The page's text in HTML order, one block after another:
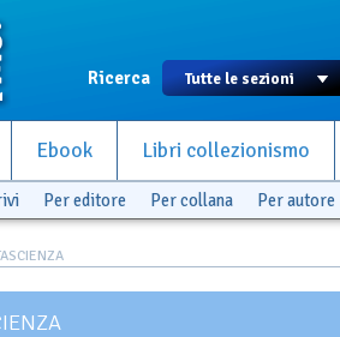
Ricerca
Ebook Libri collezionismo
Per editore Per collana Per autore